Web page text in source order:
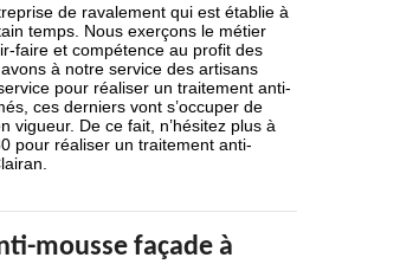
de ravalement qui est établie à
temps. Nous exerçons le métier
faire et compétence au profit des
à notre service des artisans
pour réaliser un traitement anti-
ces derniers vont s’occuper de
vigueur. De ce fait, n’hésitez plus à
pour réaliser un traitement anti-
mousse façade à